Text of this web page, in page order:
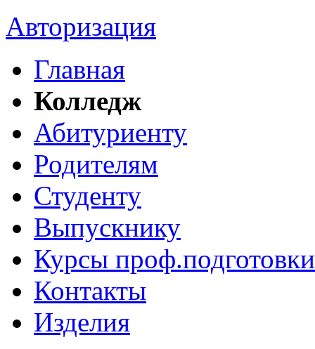
Авторизация
Главная
Колледж
Абитуриенту
Родителям
Студенту
Выпускнику
Курсы проф.подготовки
Контакты
Изделия